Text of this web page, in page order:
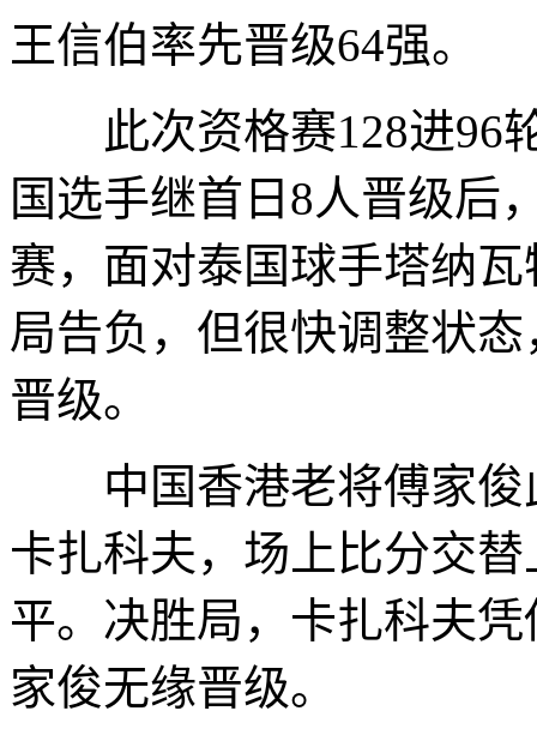
王信伯率先晋级64强。
此次资格赛128进96
国选手继首日8人晋级后
赛，面对泰国球手塔纳
局告负，但很快调整状
晋级。
中国香港老将傅家俊
卡扎科夫，场上比分交
平。决胜局，卡扎科夫
家俊无缘晋级。